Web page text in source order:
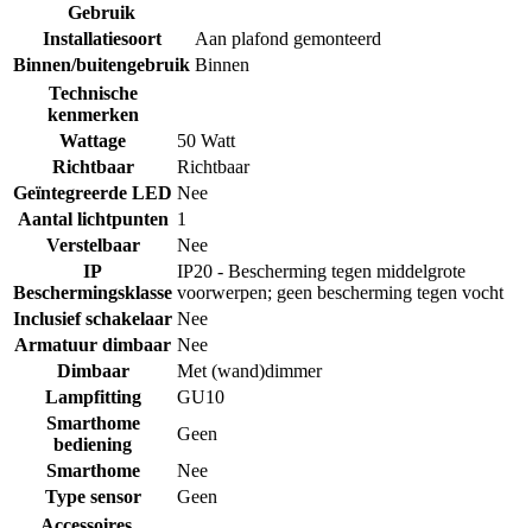
Gebruik
Installatiesoort
Aan plafond gemonteerd
Binnen/buitengebruik Binnen
Technische
kenmerken
Wattage
50 Watt
Richtbaar
Richtbaar
Geïntegreerde LED Nee
Aantal lichtpunten 1
Verstelbaar
Nee
IP
Beschermingsklasse
IP20 - Bescherming tegen middelgrote
voorwerpen; geen bescherming tegen vocht
Inclusief schakelaar Nee
Armatuur dimbaar Nee
Dimbaar
Met (wand)dimmer
Lampfitting
GU10
Smarthome
bediening
Geen
Smarthome
Nee
Type sensor
Geen